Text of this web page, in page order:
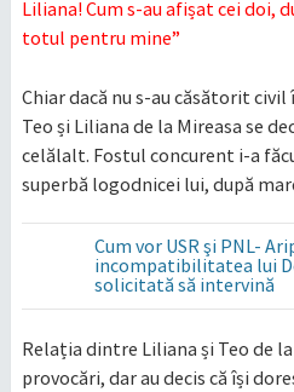
Chiar dacă nu s-au căsătorit
Teo și Liliana de la Mireasa se
celălalt. Fostul concurent i-a
superbă logodnicei lui, după
Cum vor USR şi PNL-
incompatibilitatea lui
solicitată să intervină
Relația dintre Liliana și Teo de
provocări, dar au decis că își